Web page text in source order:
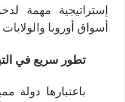
إستراتيجية مهمة
أسواق أوروبا
تطور سريع في
باعتبارها دولة